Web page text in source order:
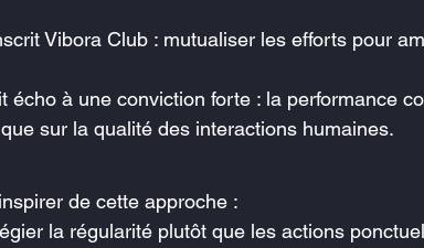
Vibora Club : mutualiser les efforts pour
écho à une conviction forte : la performance
sur la qualité des interactions humaines.
de cette approche :
la régularité plutôt que les actions